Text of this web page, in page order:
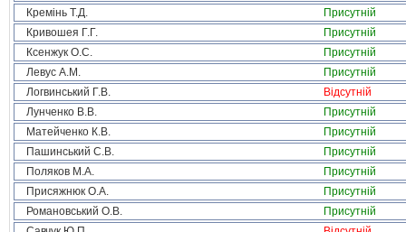
Кремінь Т.Д.
Присутній
Кривошея Г.Г.
Присутній
Ксенжук О.С.
Присутній
Левус А.М.
Присутній
Логвинський Г.В.
Відсутній
Лунченко В.В.
Присутній
Матейченко К.В.
Присутній
Пашинський С.В.
Присутній
Поляков М.А.
Присутній
Присяжнюк О.А.
Присутній
Романовський О.В.
Присутній